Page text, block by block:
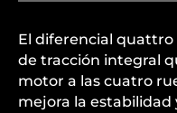
El diferencial quattro
de tracción integral
motor a las cuatro
mejora la estabilidad